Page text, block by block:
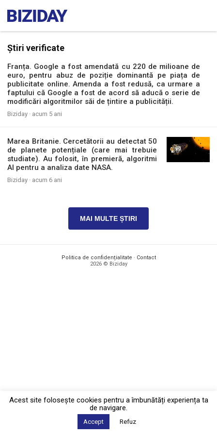
Știri verificate
Franța. Google a fost amendată cu 220 de milioane de
euro, pentru abuz de poziție dominantă pe piața de
publicitate online. Amenda a fost redusă, ca urmare a
faptului că Google a fost de acord să aducă o serie de
modificări algoritmilor săi de țintire a publicității.
Biziday · acum 5 ani
Marea Britanie. Cercetătorii au detectat 50
de planete potențiale (care mai trebuie
studiate). Au folosit, în premieră, algoritmi
AI pentru a analiza date NASA.
Biziday · acum 6 ani
MAI MULTE ȘTIRI
Politica de confidențialitate · Contact
2026 © Biziday
Acest site foloseşte cookies pentru a îmbunătăți experiența ta
de navigare.
Accept Refuz